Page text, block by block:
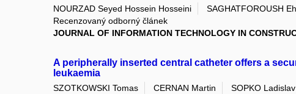
NOURZAD Seyed Hossein Hosseini SAGHATFOROUSH
Recenzovaný odborný článek
JOURNAL OF INFORMATION TECHNOLOGY IN
A peripherally inserted central catheter offers a
leukaemia
SZOTKOWSKI Tomas CERNAN Martin SOPKO Ladislav